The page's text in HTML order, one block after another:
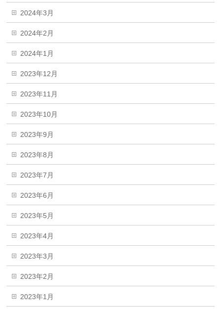
2024年3月
2024年2月
2024年1月
2023年12月
2023年11月
2023年10月
2023年9月
2023年8月
2023年7月
2023年6月
2023年5月
2023年4月
2023年3月
2023年2月
2023年1月